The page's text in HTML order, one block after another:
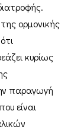
ορμονικής
κυρίως
παραγωγή
είναι